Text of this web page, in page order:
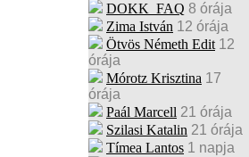
DOKK_FAQ 8 órája
Zima István 12 órája
Ötvös Németh Edit 12
órája
Mórotz Krisztina 17
órája
Paál Marcell 21 órája
Szilasi Katalin 21 órája
Tímea Lantos 1 napja